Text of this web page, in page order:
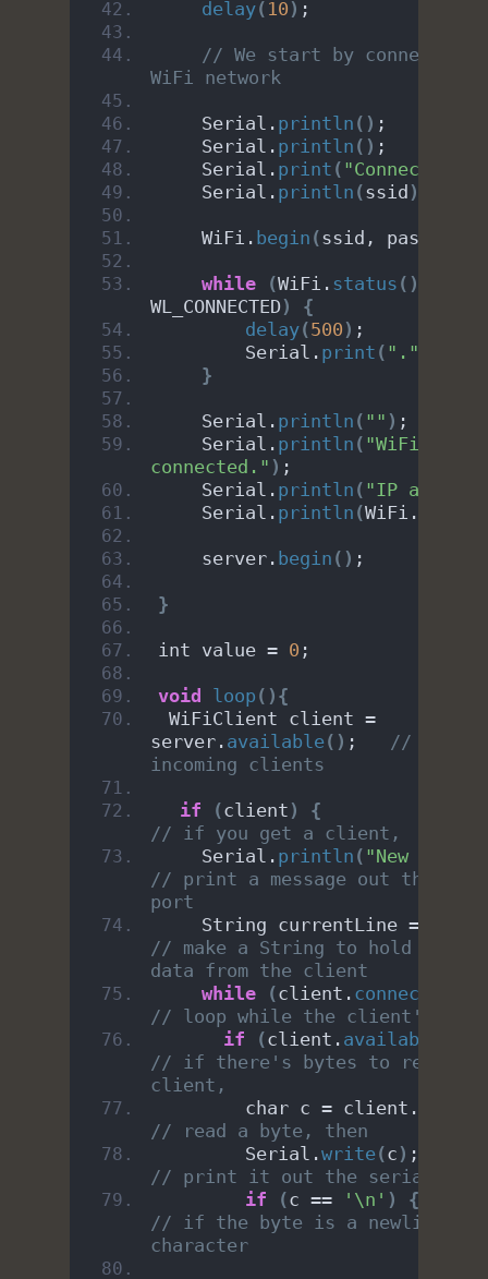
delay( 10 ) ;
// We start by connecting
WiFi network
    Serial.
println () ;
    Serial.
println () ;
    Serial.
print ( "Connecting
    Serial.
println (ssid )
    WiFi.
begin (ssid, password
while (WiFi. status ()
WL_CONNECTED)
{
delay(500 ) ;
        Serial.
print ( "."
}
    Serial.
println ( "" ) ;
    Serial.
println ( "WiFi
connected." ) ;
    Serial.
println ( "IP
    Serial.
println (WiFi.
    server.
begin () ;
}
int value = 0 ;
void loop (){
WiFiClient client =
server. available() ; //
incoming clients
if (client )
{
// if you get a client,
    Serial.
println ( "New
// print a message out the
port
    String currentLine =
// make a String to hold
data from the client
while
(client. connected
// loop while the client's
if
(client. available
// if there's bytes to read
client,
        char c = client.
// read a byte, then
        Serial.
write(c )
// print it out the serial
if
(c == '\n' )
{
// if the byte is a newline
character